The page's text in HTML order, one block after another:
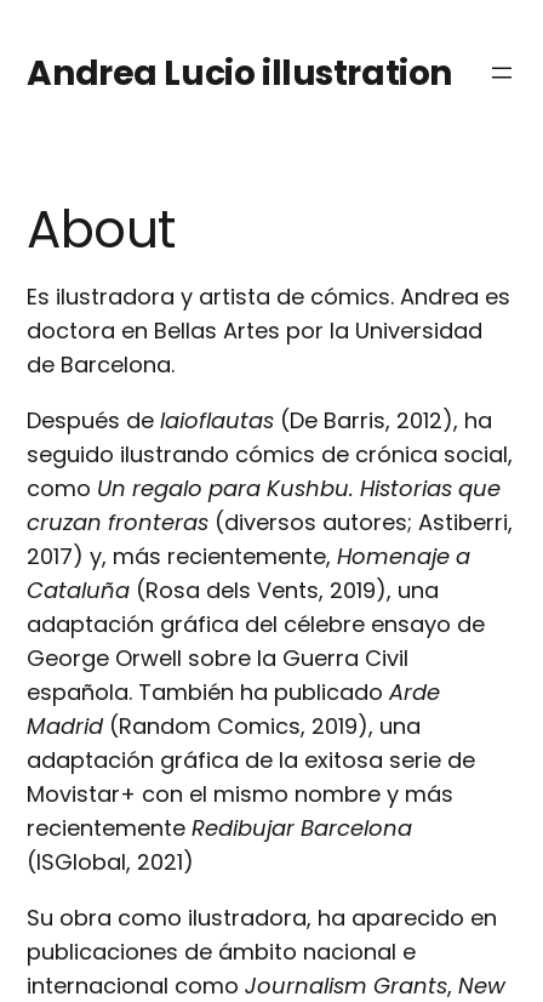
contenido
Andrea Lucio illustration
About
Es ilustradora y artista de cómics. Andrea es
doctora en Bellas Artes por la Universidad
de Barcelona.
Después deIaioflautas (De Barris, 2012), ha
seguido ilustrando cómics de crónica social,
como Un regalo para Kushbu. Historias que
cruzan fronteras (diversos autores; Astiberri,
2017) y, más recientemente,Homenaje a
Cataluña (Rosa dels Vents, 2019), una
adaptación gráfica del célebre ensayo de
George Orwell sobre la Guerra Civil
española. También ha publicadoArde
Madrid(Random Comics, 2019), una
adaptación gráfica de la exitosa serie de
Movistar+ con el mismo nombre y más
recientementeRedibujar Barcelona
(ISGlobal, 2021)
Su obra como ilustradora, ha aparecido en
publicaciones de ámbito nacional e
internacional comoJournalism Grants,New